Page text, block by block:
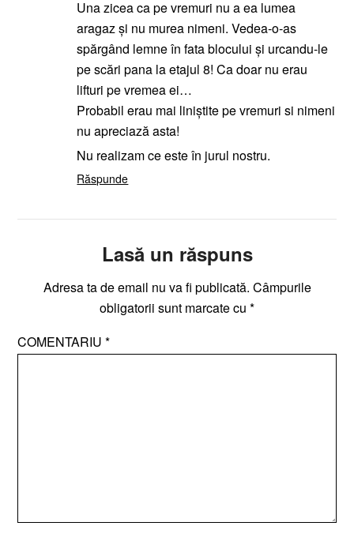
Una zicea ca pe vremuri nu a ea lumea
aragaz și nu murea nimeni. Vedea-o-as
spărgând lemne în fata blocului și urcandu-le
pe scări pana la etajul 8! Ca doar nu erau
lifturi pe vremea ei…
Probabil erau mai liniștite pe vremuri si nimeni
nu apreciază asta!
Nu realizam ce este în jurul nostru.
Răspunde
Lasă un răspuns
Adresa ta de email nu va fi publicată. Câmpurile
obligatorii sunt marcate cu *
COMENTARIU*